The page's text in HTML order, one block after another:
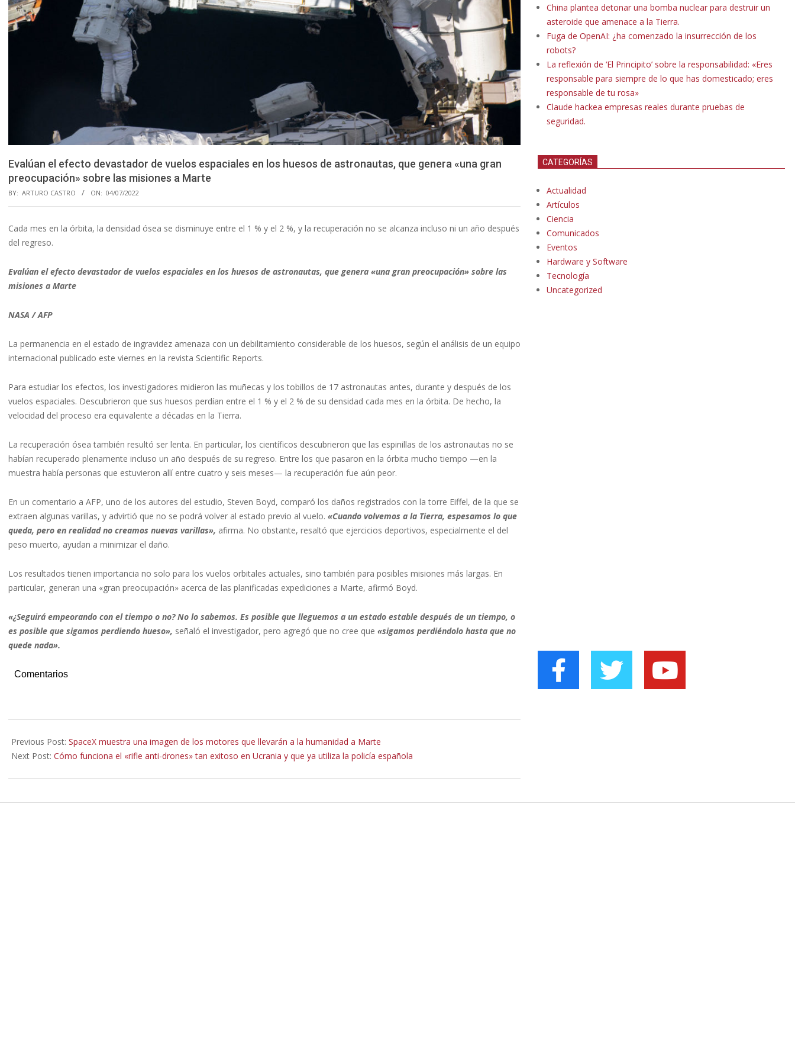
Evalúan el efecto devastador de vuelos espaciales en los huesos de astronautas, que genera «una gran
preocupación» sobre las misiones a Marte
BY: ARTURO CASTRO ON: 04/07/2022
Cada mes en la órbita, la densidad ósea se disminuye entre el 1 % y el 2 %, y la recuperación no se alcanza incluso ni un año después
del regreso.
Evalúan el efecto devastador de vuelos espaciales en los huesos de astronautas, que genera «una gran preocupación» sobre las
misiones a Marte
NASA / AFP
La permanencia en el estado de ingravidez amenaza con un debilitamiento considerable de los huesos, según el análisis de un equipo
internacional publicado este viernes en la revista Scientific Reports.
Para estudiar los efectos, los investigadores midieron las muñecas y los tobillos de 17 astronautas antes, durante y después de los
vuelos espaciales. Descubrieron que sus huesos perdían entre el 1 % y el 2 % de su densidad cada mes en la órbita. De hecho, la
velocidad del proceso era equivalente a décadas en la Tierra.
La recuperación ósea también resultó ser lenta. En particular, los científicos descubrieron que las espinillas de los astronautas no se
habían recuperado plenamente incluso un año después de su regreso. Entre los que pasaron en la órbita mucho tiempo —en la
muestra había personas que estuvieron allí entre cuatro y seis meses— la recuperación fue aún peor.
En un comentario a AFP, uno de los autores del estudio, Steven Boyd, comparó los daños registrados con la torre Eiffel, de la que se
extraen algunas varillas, y advirtió que no se podrá volver al estado previo al vuelo. «Cuando volvemos a la Tierra, espesamos lo que
queda, pero en realidad no creamos nuevas varillas», afirma. No obstante, resaltó que ejercicios deportivos, especialmente el del
peso muerto, ayudan a minimizar el daño.
Los resultados tienen importancia no solo para los vuelos orbitales actuales, sino también para posibles misiones más largas. En
particular, generan una «gran preocupación» acerca de las planificadas expediciones a Marte, afirmó Boyd.
«¿Seguirá empeorando con el tiempo o no? No lo sabemos. Es posible que lleguemos a un estado estable después de un tiempo, o
es posible que sigamos perdiendo hueso», señaló el investigador, pero agregó que no cree que «sigamos perdiéndolo hasta que no
quede nada».
Comentarios
07-
04
Previous Post: SpaceX muestra una imagen de los motores que llevarán a la humanidad a Marte
Next Post: Cómo funciona el «rifle anti-drones» tan exitoso en Ucrania y que ya utiliza la policía española
China plantea detonar una bomba nuclear para destruir un
asteroide que amenace a la Tierra.
Fuga de OpenAI: ¿ha comenzado la insurrección de los
robots?
La reflexión de ‘El Principito’ sobre la responsabilidad: «Eres
responsable para siempre de lo que has domesticado; eres
responsable de tu rosa»
Claude hackea empresas reales durante pruebas de
seguridad.
CATEGORÍAS
Actualidad
Artículos
Ciencia
Comunicados
Eventos
Hardware y Software
Tecnología
Uncategorized